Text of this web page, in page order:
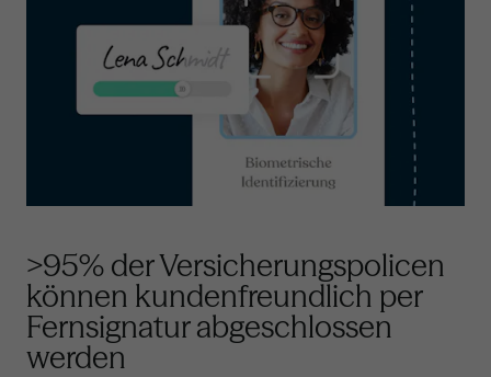
>95% der Versicherungspolicen
können kundenfreundlich per
Fernsignatur abgeschlossen
werden